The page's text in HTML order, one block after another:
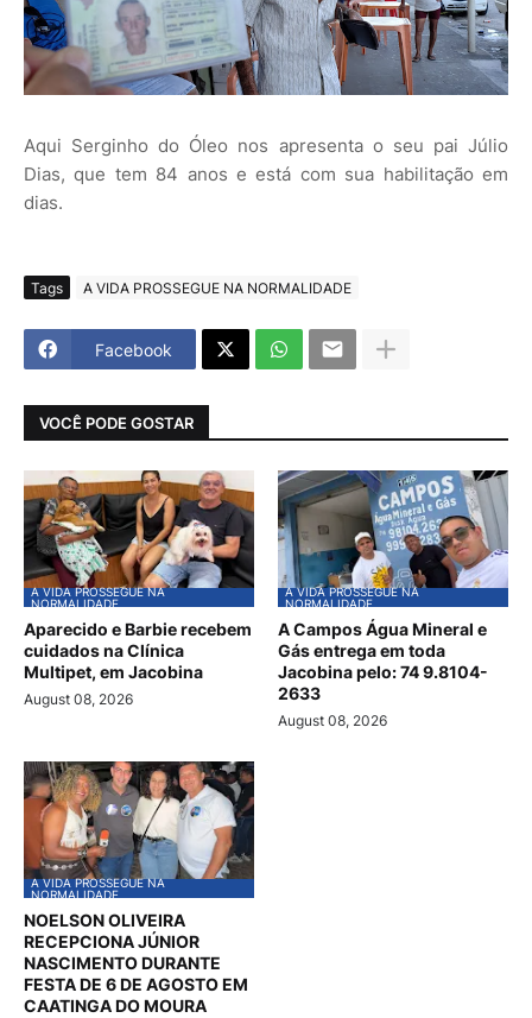
Aqui Serginho do Óleo nos apresenta o seu pai Júlio
Dias, que tem 84 anos e está com sua habilitação em
dias.
Tags A VIDA PROSSEGUE NA NORMALIDADE
Facebook
VOCÊ PODE GOSTAR
A VIDA PROSSEGUE NA
NORMALIDADE
Aparecido e Barbie recebem
cuidados na Clínica
Multipet, em Jacobina
August 08, 2026
A VIDA PROSSEGUE NA
NORMALIDADE
A Campos Água Mineral e
Gás entrega em toda
Jacobina pelo: 74 9.8104-
2633
August 08, 2026
A VIDA PROSSEGUE NA
NORMALIDADE
NOELSON OLIVEIRA
RECEPCIONA JÚNIOR
NASCIMENTO DURANTE
FESTA DE 6 DE AGOSTO EM
CAATINGA DO MOURA